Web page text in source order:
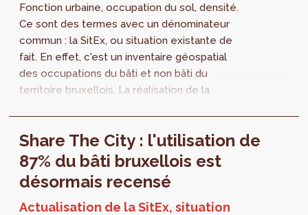
Fonction urbaine, occupation du sol, densité.
Ce sont des termes avec un dénominateur
commun : la SitEx, ou situation existante de
fait. En effet, c'est un inventaire géospatial
des occupations du bâti et non bâti du
territoire bruxellois. La réalisation de la
Share The City : l'utilisation de
87% du bâti bruxellois est
désormais recensé
Actualisation de la SitEx, situation